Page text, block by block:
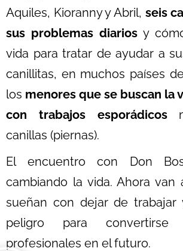
Aquiles, Kioranny y Abril, seis
sus problemas diarios y
vida para tratar de ayudar a
canillitas, en muchos países
los menores que se buscan la
con trabajos esporádicos
canillas (piernas).
El encuentro con Don
cambiando la vida. Ahora van
sueñan con dejar de
peligro para
profesionales en el futuro.